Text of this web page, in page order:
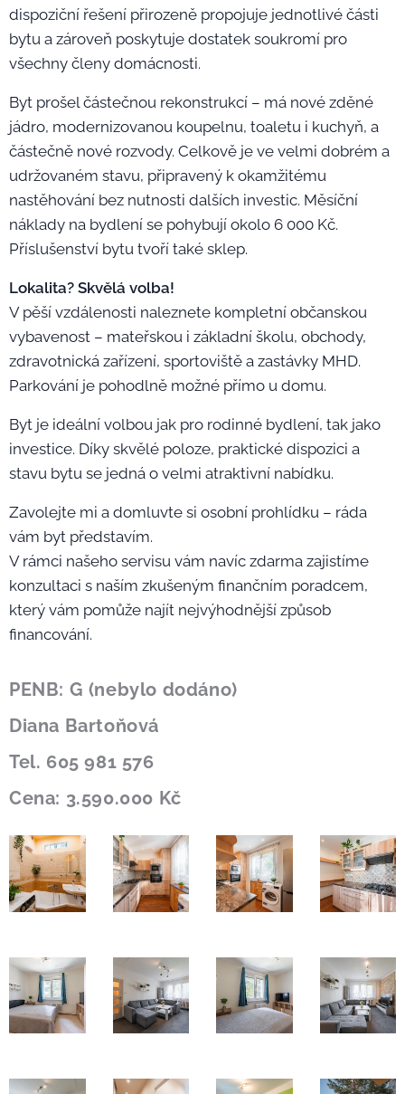
dispoziční řešení přirozeně propojuje jednotlivé části
bytu a zároveň poskytuje dostatek soukromí pro
všechny členy domácnosti.
Byt prošel částečnou rekonstrukcí – má nové zděné
jádro, modernizovanou koupelnu, toaletu i kuchyň, a
částečně nové rozvody. Celkově je ve velmi dobrém a
udržovaném stavu, připravený k okamžitému
nastěhování bez nutnosti dalších investic. Měsíční
náklady na bydlení se pohybují okolo 6 000 Kč.
Příslušenství bytu tvoří také sklep.
Lokalita? Skvělá volba!
V pěší vzdálenosti naleznete kompletní občanskou
vybavenost – mateřskou i základní školu, obchody,
zdravotnická zařízení, sportoviště a zastávky MHD.
Parkování je pohodlně možné přímo u domu.
Byt je ideální volbou jak pro rodinné bydlení, tak jako
investice. Díky skvělé poloze, praktické dispozici a
stavu bytu se jedná o velmi atraktivní nabídku.
Zavolejte mi a domluvte si osobní prohlídku – ráda
vám byt představím.
V rámci našeho servisu vám navíc zdarma zajistíme
konzultaci s naším zkušeným finančním poradcem,
který vám pomůže najít nejvýhodnější způsob
financování.
PENB: G (nebylo dodáno)
Diana Bartoňová
Tel. 605 981 576
Cena: 3.590.000 Kč